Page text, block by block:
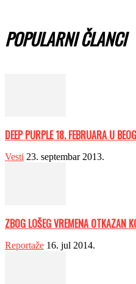
POPULARNI ČLANCI
DEEP PURPLE 18. FEBRUARA U
Vesti 23. septembar 2013.
ZBOG LOŠEG VREMENA OTKAZAN
Reportaže 16. jul 2014.